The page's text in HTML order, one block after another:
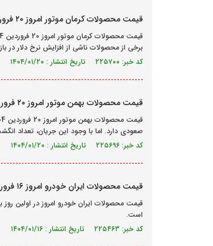
قیمت محصولات کرمان موتور امروز ۲۰ فروردین ۱۴۰۴+ جدول
برخی از محصولات ناشی از افزایش نرخ دلار در
کد خبر: ۲۲۵۷۰۰ تاریخ انتشار : ۱۴۰۴/۰۱/۲۰
قیمت محصولات بهمن موتور امروز ۲۰ فروردین ۱۴۰۴ + جدول
صعودی دارد. اما با وجود این جریان، تعداد
کد خبر: ۲۲۵۶۹۶ تاریخ انتشار : ۱۴۰۴/۰۱/۲۰
قیمت محصولات ایران خودرو امروز ۱۶ فروردین ۱۴۰۴+ جدول
است.
کد خبر: ۲۲۵۴۶۳ تاریخ انتشار : ۱۴۰۴/۰۱/۱۶